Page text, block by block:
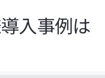
入事例は